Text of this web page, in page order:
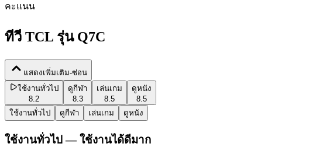
คะแนน
ทีวี TCL รุ่น Q7C
แสดงเพิ่มเติม-ซ่อน
ใช้งานทั่วไป
8.2
ดูกีฬา
8.3
เล่นเกม
8.5
ดูหนัง
8.5
ใช้งานทั่วไป
ดูกีฬา เล่นเกม ดูหนัง
ใช้งานทั่วไป — ใช้งานได้ดีมาก